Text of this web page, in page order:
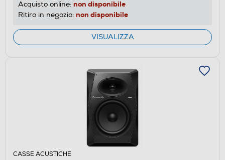
Acquisto online: non disponibile
Ritiro in negozio: non disponibile
VISUALIZZA
CASSE ACUSTICHE